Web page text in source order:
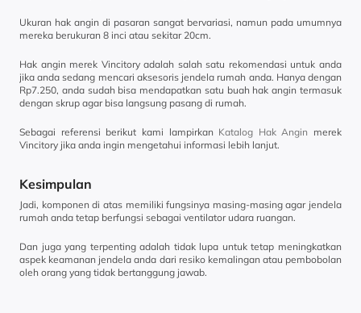
Ukuran hak angin di pasaran sangat bervariasi, namun pada umumnya
mereka berukuran 8 inci atau sekitar 20cm.
Hak angin merek Vincitory adalah salah satu rekomendasi untuk anda
jika anda sedang mencari aksesoris jendela rumah anda. Hanya dengan
Rp7.250, anda sudah bisa mendapatkan satu buah hak angin termasuk
dengan skrup agar bisa langsung pasang di rumah.
Sebagai referensi berikut kami lampirkan Katalog Hak Angin merek
Vincitory jika anda ingin mengetahui informasi lebih lanjut.
Kesimpulan
Jadi, komponen di atas memiliki fungsinya masing-masing agar jendela
rumah anda tetap berfungsi sebagai ventilator udara ruangan.
Dan juga yang terpenting adalah tidak lupa untuk tetap meningkatkan
aspek keamanan jendela anda dari resiko kemalingan atau pembobolan
oleh orang yang tidak bertanggung jawab.